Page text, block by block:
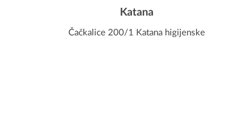
Katana
Čačkalice 200/1 Katana higijenske